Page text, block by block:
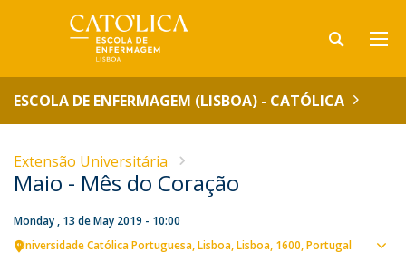
ESCOLA DE ENFERMAGEM (LISBOA) - CATÓLICA
Extensão Universitária
Maio - Mês do Coração
Monday , 13 de May 2019 - 10:00
Universidade Católica Portuguesa Lisboa Lisboa 1600 Portugal